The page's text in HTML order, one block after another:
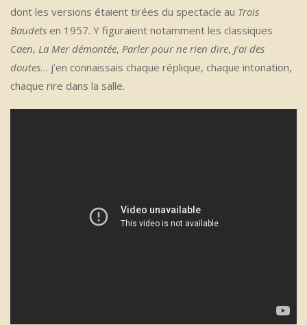
dont les versions étaient tirées du spectacle au Trois
Baudets en 1957. Y figuraient notamment les classiques
Caen, La Mer démontée, Parler pour ne rien dire, J’ai des
doutes… j’en connaissais chaque réplique, chaque intonation,
chaque rire dans la salle.